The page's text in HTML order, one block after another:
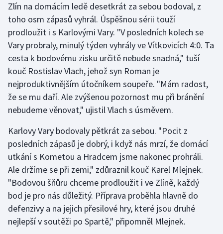
Gymnastika
Házená
Jezdectví
Judo
Krasobruslení
Lezení
Lyže a snowboard
Moderní pětiboj
Motorsport
Olympijské hry
Zlín na domácím ledě desetkrát za sebou bodoval, z
toho osm zápasů vyhrál. Úspěšnou sérii touží
prodloužit i s Karlovými Vary. "V posledních kolech se
Vary probraly, minulý týden vyhrály ve Vítkovicích 4:0. Ta
cesta k bodovému zisku určitě nebude snadná," tuší
kouč Rostislav Vlach, jehož syn Roman je
nejproduktivnějším útočníkem soupeře. "Mám radost,
že se mu daří. Ale zvýšenou pozornost mu při bránění
nebudeme věnovat," ujistil Vlach s úsměvem.
Karlovy Vary bodovaly pětkrát za sebou. "Pocit z
posledních zápasů je dobrý, i když nás mrzí, že domácí
utkání s Kometou a Hradcem jsme nakonec prohráli.
Ale držíme se při zemi," zdůraznil kouč Karel Mlejnek.
"Bodovou šňůru chceme prodloužit i ve Zlíně, každý
bod je pro nás důležitý. Příprava proběhla hlavně do
defenzivy a na jejich přesilové hry, které jsou druhé
nejlepší v soutěži po Spartě," připomněl Mlejnek.